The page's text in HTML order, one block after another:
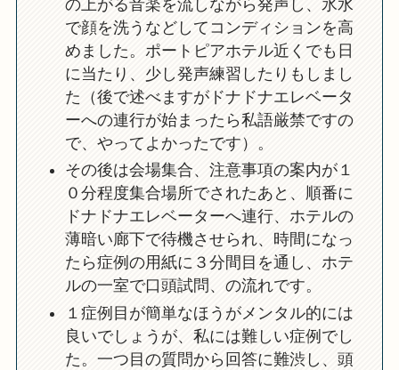
の上がる音楽を流しながら発声し、氷水
で顔を洗うなどしてコンディションを高
めました。ポートピアホテル近くでも日
に当たり、少し発声練習したりもしまし
た（後で述べますがドナドナエレベータ
ーへの連行が始まったら私語厳禁ですの
で、やってよかったです）。
その後は会場集合、注意事項の案内が１
０分程度集合場所でされたあと、順番に
ドナドナエレベーターへ連行、ホテルの
薄暗い廊下で待機させられ、時間になっ
たら症例の用紙に３分間目を通し、ホテ
ルの一室で口頭試問、の流れです。
１症例目が簡単なほうがメンタル的には
良いでしょうが、私には難しい症例でし
た。一つ目の質問から回答に難渋し、頭